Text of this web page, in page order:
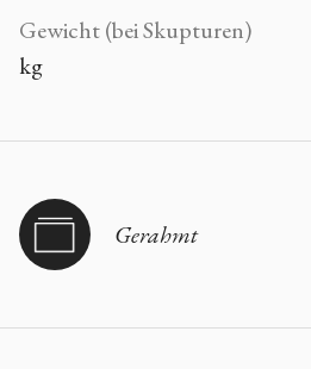
Gewicht (bei Skupturen)
kg
Gerahmt